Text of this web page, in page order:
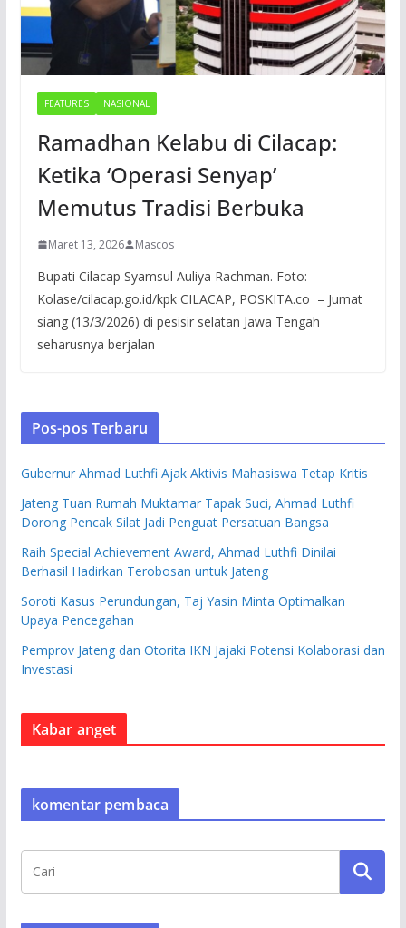
FEATURES NASIONAL
Ramadhan Kelabu di Cilacap:
Ketika ‘Operasi Senyap’
Memutus Tradisi Berbuka
Maret 13, 2026 Mascos
Bupati Cilacap Syamsul Auliya Rachman. Foto:
Kolase/cilacap.go.id/kpk CILACAP, POSKITA.co – Jumat
siang (13/3/2026) di pesisir selatan Jawa Tengah
seharusnya berjalan
Pos-pos Terbaru
Gubernur Ahmad Luthfi Ajak Aktivis Mahasiswa Tetap Kritis
Jateng Tuan Rumah Muktamar Tapak Suci, Ahmad Luthfi
Dorong Pencak Silat Jadi Penguat Persatuan Bangsa
Raih Special Achievement Award, Ahmad Luthfi Dinilai
Berhasil Hadirkan Terobosan untuk Jateng
Soroti Kasus Perundungan, Taj Yasin Minta Optimalkan
Upaya Pencegahan
Pemprov Jateng dan Otorita IKN Jajaki Potensi Kolaborasi dan
Investasi
Kabar anget
komentar pembaca